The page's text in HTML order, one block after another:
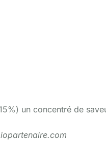
un concentré de